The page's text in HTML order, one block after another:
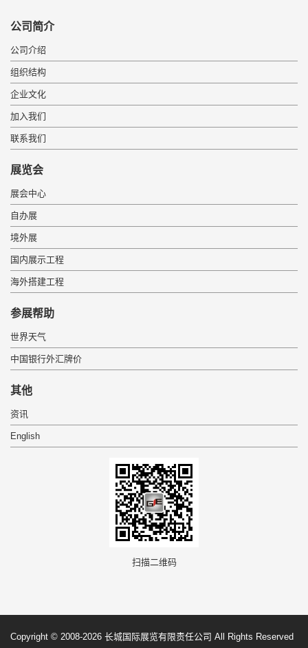
公司简介
公司介绍
组织结构
企业文化
加入我们
联系我们
展览会
展会中心
自办展
境外展
国内展示工程
海外搭建工程
参展帮助
世界天气
中国银行外汇牌价
其他
资讯
English
扫描二维码
Copyright © 2008-2026 长城国际展览有限责任公司 All Rights Reserved